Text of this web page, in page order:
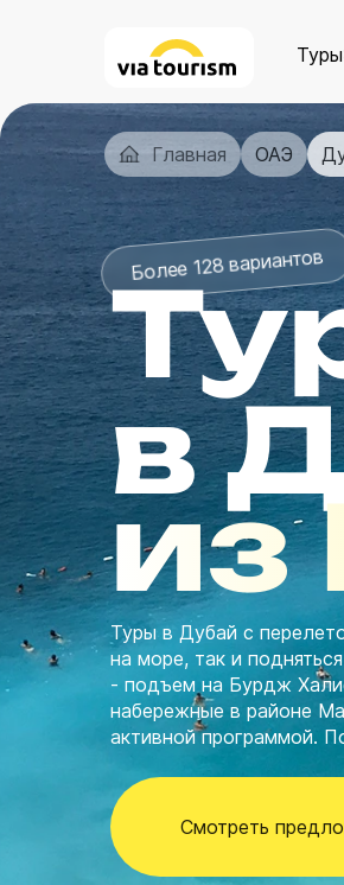
Туры
Главная ОАЭ
Более 128 вариантов
в
из
Туры в Дубай с
на море, так и
- подъем на Бурдж
набережные в районе
активной программой.
Смотреть